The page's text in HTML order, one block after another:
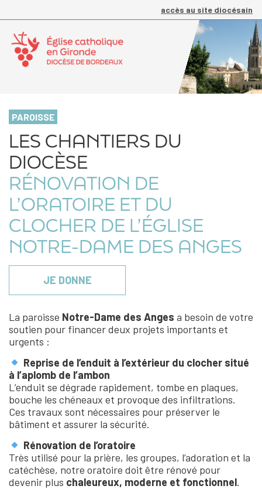
accès au site diocésain
PAROISSE
LES CHANTIERS DU
DIOCÈSE
RÉNOVATION DE
L’ORATOIRE ET DU
CLOCHER DE L’ÉGLISE
NOTRE-DAME DES ANGES
JE DONNE
La paroisse Notre-Dame des Anges a besoin de votre
soutien pour financer deux projets importants et
urgents :
Reprise de l’enduit à l’extérieur du clocher situé
à l’aplomb de l’ambon
L’enduit se dégrade rapidement, tombe en plaques,
bouche les chéneaux et provoque des infiltrations.
Ces travaux sont nécessaires pour préserver le
bâtiment et assurer la sécurité.
Rénovation de l’oratoire
Très utilisé pour la prière, les groupes, l’adoration et la
catéchèse, notre oratoire doit être rénové pour
devenir plus chaleureux, moderne et fonctionnel.